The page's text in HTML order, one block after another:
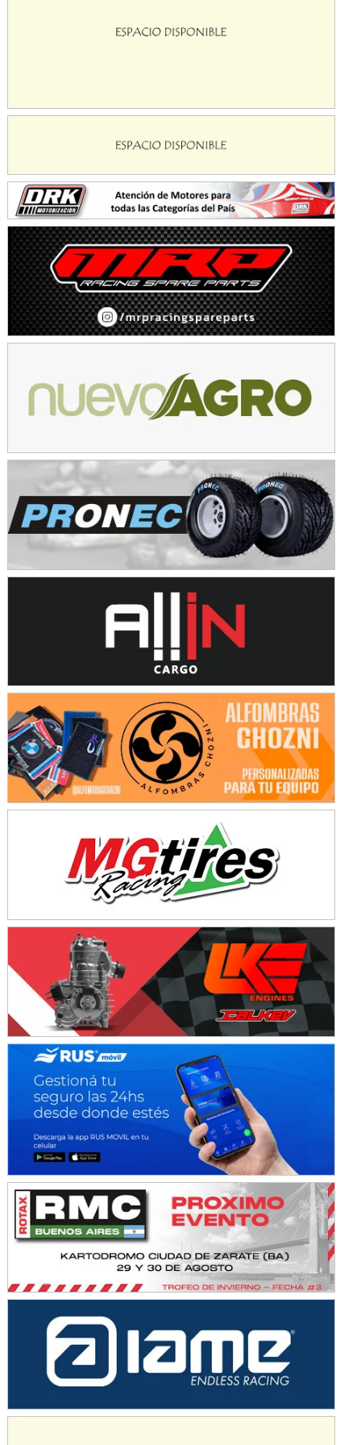
Villaguay (Entre Ríos)
Victoria (Entre Ríos)
PATAGONICO - F6
Moto Club Reginense (Tierra)
Gral. E. Godoy (Río Negro)
CSK - F7
Juventud Unida (Tierra)
Humboldt (Santa Fe)
NORESTE SANTAFESINO - F6
SUR SANTAFESINO - F4
José Samuel Sánchez (Tierra)
TUCUMANO - F5
Juan Navarro (Asfalto)
El Timbó (Tucumán)